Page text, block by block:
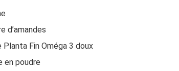
d’amandes
Fin Oméga 3 doux
en poudre